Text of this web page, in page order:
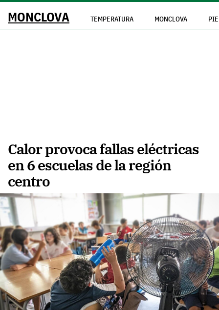
MONCLOVA TEMPERATURA MONCLOVA
Calor provoca fallas eléctricas
en 6 escuelas de la región
centro